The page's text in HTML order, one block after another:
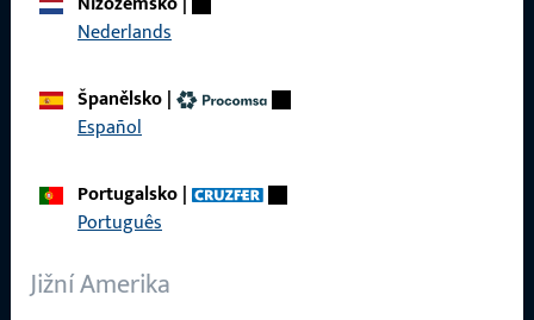
Nederlands
Španělsko|
Español
Portugalsko|
Português
Jižní Amerika
Kariéra
Katalog produktů